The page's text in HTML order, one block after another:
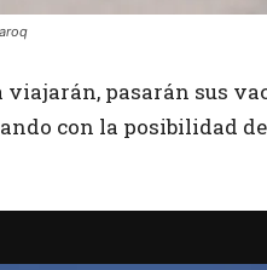
pasarán sus
con la posibilidad